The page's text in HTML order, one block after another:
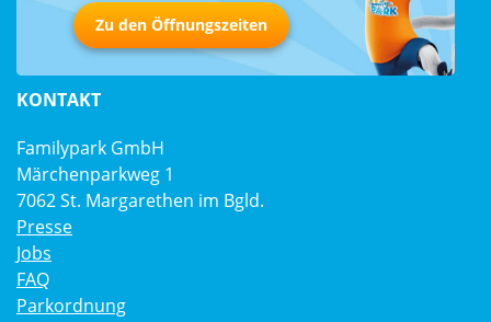
Zu den Öffnungszeiten
KONTAKT
Familypark GmbH
Märchenparkweg 1
7062 St. Margarethen im Bgld.
Presse
Jobs
FAQ
Parkordnung